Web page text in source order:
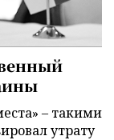
– такими
утрату